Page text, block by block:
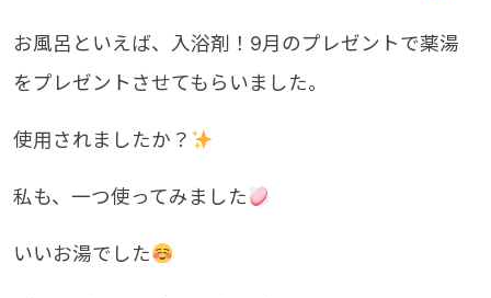
お風呂といえば、入浴剤！9月のプレゼントで薬湯
をプレゼントさせてもらいました。
使用されましたか？
私も、一つ使ってみました
いいお湯でした